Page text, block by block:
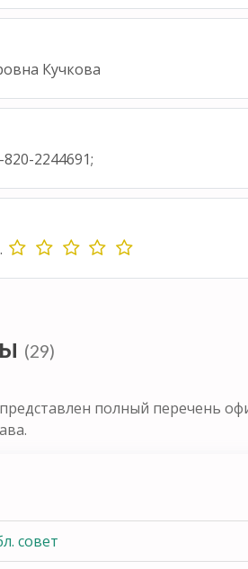
Кучкова
2244691;
.
(29)
полный перечень
совет